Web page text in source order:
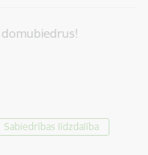
Sabiedrības līdzdalība